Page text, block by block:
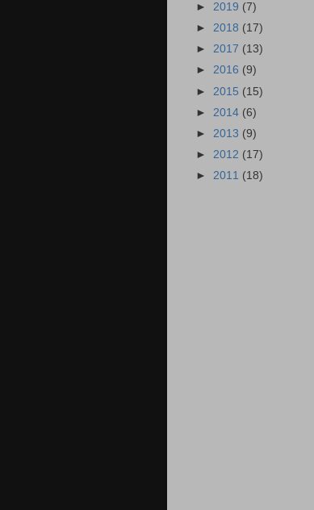
► 2019 (7)
► 2018 (17)
► 2017 (13)
► 2016 (9)
► 2015 (15)
► 2014 (6)
► 2013 (9)
► 2012 (17)
► 2011 (18)